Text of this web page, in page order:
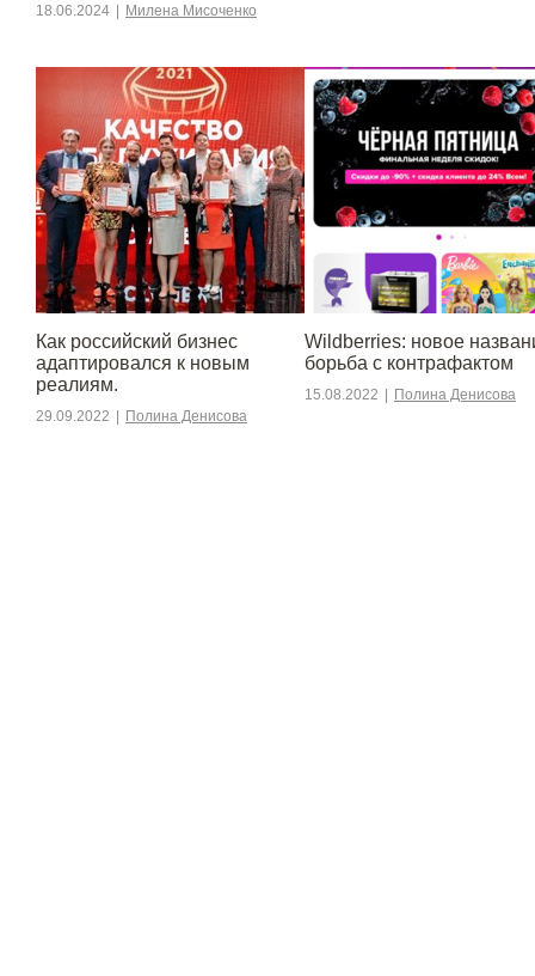
18.06.2024 | Милена Мисоченко
​​Как российский бизнес
адаптировался к новым
реалиям.
29.09.2022 | Полина Денисова
Wildberries: новое
борьба с контрафактом
15.08.2022 | Полина Денисова